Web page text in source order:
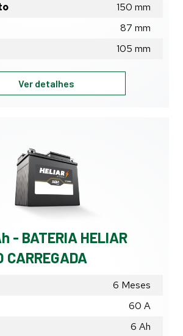
150 mm
87 mm
105 mm
Ver detalhes
-
MOTO
SECO
CARREGADA
- BATERIA HELIAR
CARREGADA
6 Meses
60 A
6 Ah